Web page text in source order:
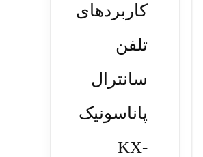
کاربردهای
تلفن
سانترال
پاناسونیک
KX-